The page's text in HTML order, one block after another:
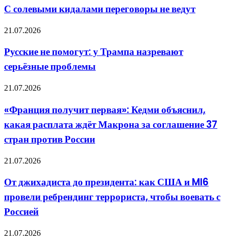
Украине
конец
кидалами
переговоры
ведут
С солевыми кидалами переговоры не ведут
Русские
помогут:
у
Трампа
серьёзные
21.07.2026
Русские не помогут: у Трампа назревают
серьёзные проблемы
«Франция
первая»:
Кедми
объяснил,
расплата
Макрона
соглашение
37
стран
против
России
21.07.2026
«Франция получит первая»: Кедми объяснил,
какая расплата ждёт Макрона за соглашение 37
стран против России
От
до
президента:
как
и
провели
21.07.2026
От джихадиста до президента: как США и MI6
провели ребрендинг террориста, чтобы воевать с
Россией
В
21.07.2026